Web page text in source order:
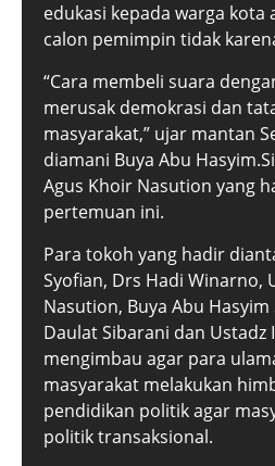
edukasi kepada warga kota
calon pemimpin tidak
“Cara membeli suara
merusak demokrasi dan
masyarakat,” ujar mantan
diamani Buya Abu
Agus Khoir Nasution yang
pertemuan ini.
Para tokoh yang hadir
Syofian, Drs Hadi Winarno,
Nasution, Buya Abu
Daulat Sibarani dan Ustadz
mengimbau agar para
masyarakat melakukan
pendidikan politik agar
politik transaksional.